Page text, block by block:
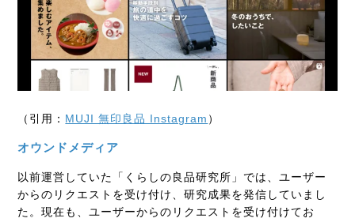
（引用： MUJI 無印良品 Instagram ）
オウンドメディア
以前運営していた「くらしの良品研究所」では、ユーザー
からのリクエストを受け付け、研究成果を発信していまし
た。現在も、ユーザーからのリクエストを受け付けてお